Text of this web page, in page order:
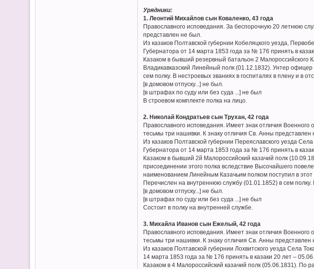
Урядники:
1. Леонтий Михайлов сын Коваленко, 43 года
Православного исповедания. За беспорочную 20 летнюю
представлен не был.
Из казаков Полтавской губернии Кобеляцкого уезда,
Губернатора от 14 марта 1853 года за № 176 принять в
Казаком в бывший резервный батальон 2 Малороссийского
Владикавказский Линейный полк (01.12.1832). Унтер
сем полку. В нестроевых званиях в госпиталях в плену и в
[в домовом отпуску...] не был.
[в штрафах по суду или без суда ...] не был
В строевом комплекте полка на лицо.
2. Николай Кондратьев сын Трухан, 42 года
Православного исповедания. Имеет знак отличия
тесьмы три нашивки. К знаку отличия Св. Анны представлен
Из казаков Полтавской губернии Переяславского уезда
Губернатора от 14 марта 1853 года за № 176 принять в
Казаком в бывший 2й Малороссийский казачий полк
присоединении этого полка вследствие Высочайшего
наименованием Линейным Казачьим полком поступил в
Перечислен на внутреннюю службу (01.01.1852) в сем полку.
[в домовом отпуску...] не был.
[в штрафах по суду или без суда ...] не был
Состоит в полку на внутренней службе.
3. Михайла Иванов сын Ежелый, 42 года
Православного исповедания. Имеет знак отличия
тесьмы три нашивки. К знаку отличия Св. Анны представлен
Из казаков Полтавской губернии Лохвитского уезда Села
14 марта 1853 года за № 176 принять в казаки 20 лет –
Казаком в 4 Малороссийский казачий полк (05.06.1831). По